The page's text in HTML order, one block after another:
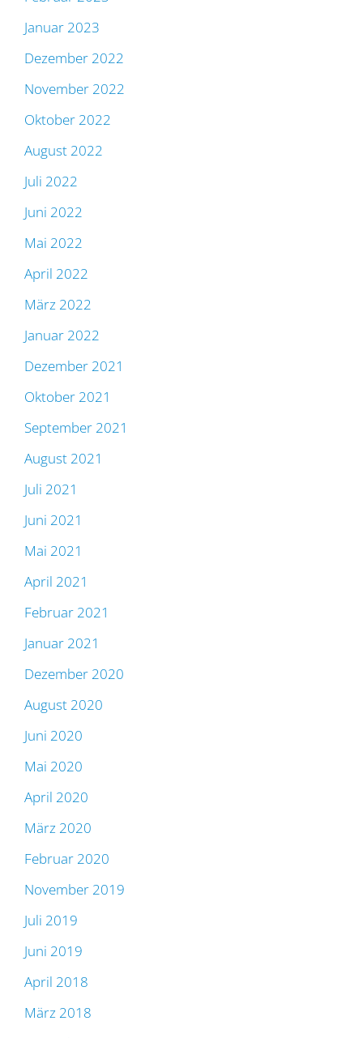
Januar 2023
Dezember 2022
November 2022
Oktober 2022
August 2022
Juli 2022
Juni 2022
Mai 2022
April 2022
März 2022
Januar 2022
Dezember 2021
Oktober 2021
September 2021
August 2021
Juli 2021
Juni 2021
Mai 2021
April 2021
Februar 2021
Januar 2021
Dezember 2020
August 2020
Juni 2020
Mai 2020
April 2020
März 2020
Februar 2020
November 2019
Juli 2019
Juni 2019
April 2018
März 2018